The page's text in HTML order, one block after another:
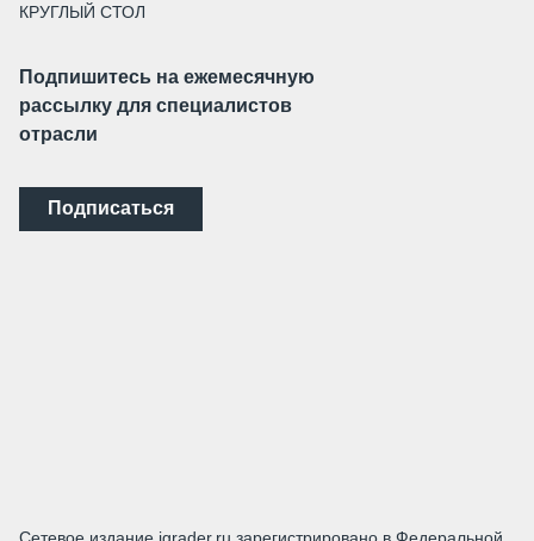
КРУГЛЫЙ СТОЛ
Подпишитесь на ежемесячную
рассылку для специалистов
отрасли
Подписаться
Сетевое издание igrader.ru зарегистрировано в Федеральной